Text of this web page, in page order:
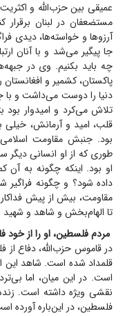
عمیقی بین حزب‌الله و
مستضعفان در لبنان
آرزو‌ها و خواسته‌ها، دیدی
جا پیگیر می‌شد و با آنان
چه باید بکنیم. وی در
پاکستان، کشمیر و
دنیا را دوست می‌داشت و با
تلاش می‌کرد و امیدوار بود
قلب، امید و آرمانش، خیلی
بود. جنبش مقاومت
طوری که از او انسانی دیگر
او بود. اینکه چگونه به
داده شود؟ و چگونه فراگیر
مقاومت، بیش از پیش
تا الهام‌بخش و شاهد و شهید
مردم فلسطین، او را از خود
در قاموس حزب‌الله، دفاع از
قلمداد شده است. شاهد این
است. در این میان، اما
نقشی ویژه داشته است.
فلسطین، در این‌باره آورده